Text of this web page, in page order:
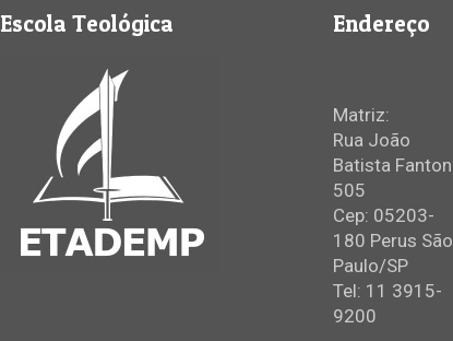
Escola Teológica Endereço
Matriz:
Rua João
Batista Fanton
505
Cep: 05203-
180 Perus São
Paulo/SP
Tel: 11 3915-
9200